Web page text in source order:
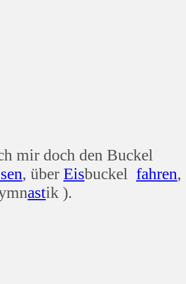
mir doch den Buckel
, über Eisbuckel fahren,
astik ).